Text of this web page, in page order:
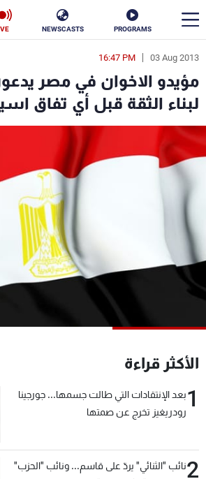
PROGRAMS
NEWSCASTS
03 Aug 2013
16:47 PM
مؤيدو الاخوان في مصر
لبناء الثقة قبل أي تفاق
الأكثر قراءة
1بعد الإنتقادات التي طالت جسمها... جورجينا
رودريغيز تخرج عن صمتها
2نائب "الثنائي" يردّ على قاسم... ونائب "الحزب"
en
الأخبار
سياسة ناس
إقتصاد
منوعات رياضة
كأس العالم
شاهد البرامج
عن MTV
الإنـتـاج
وظائف
شروط
سياسة